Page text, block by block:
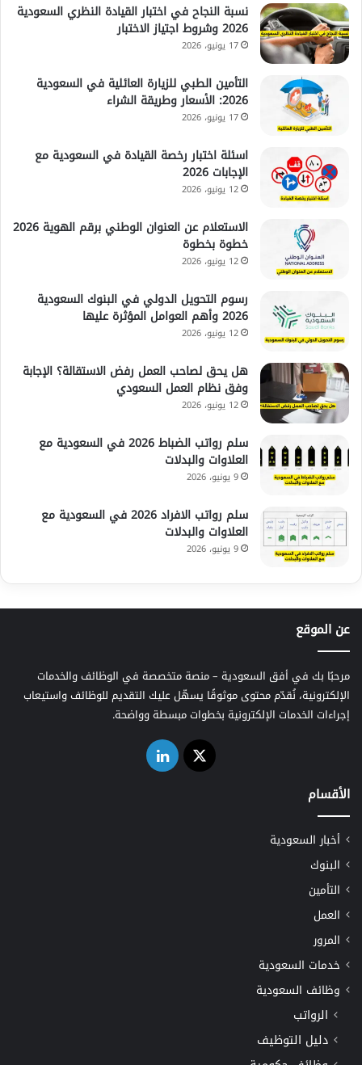
نسبة النجاح في اختبار القيادة النظري السعودية
2026 وشروط اجتياز الاختبار
17 يونيو، 2026
التأمين الطبي للزيارة العائلية في السعودية
2026: الأسعار وطريقة الشراء
17 يونيو، 2026
اسئلة اختبار رخصة القيادة في السعودية مع
الإجابات 2026
12 يونيو، 2026
الاستعلام عن العنوان الوطني برقم الهوية 2026
خطوة بخطوة
12 يونيو، 2026
رسوم التحويل الدولي في البنوك السعودية
2026 وأهم العوامل المؤثرة عليها
12 يونيو، 2026
هل يحق لصاحب العمل رفض الاستقالة؟ الإجابة
وفق نظام العمل السعودي
12 يونيو، 2026
سلم رواتب الضباط 2026 في السعودية مع
العلاوات والبدلات
9 يونيو، 2026
سلم رواتب الافراد 2026 في السعودية مع
العلاوات والبدلات
9 يونيو، 2026
عن الموقع
مرحبًا بك في أفق السعودية – منصة متخصصة في الوظائف والخدمات
الإلكترونية، نُقدّم محتوى موثوقًا يسهّل عليك التقديم للوظائف واستيعاب
إجراءات الخدمات الإلكترونية بخطوات مبسطة وواضحة.
‫X لينكدإن
الأقسام
أخبار السعودية
البنوك
التأمين
العمل
المرور
خدمات السعودية
وظائف السعودية
الرواتب
دليل التوظيف